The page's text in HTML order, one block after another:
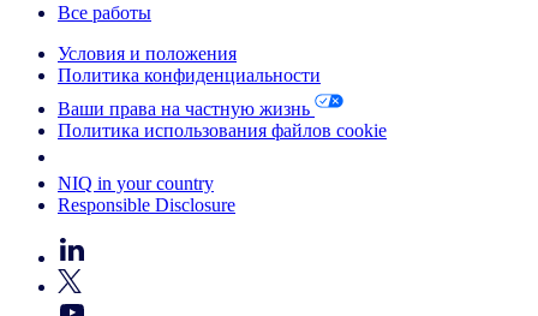
Все работы
Условия и положения
Политика конфиденциальности
Ваши права на частную жизнь
Политика использования файлов cookie
NIQ in your country
Responsible Disclosure